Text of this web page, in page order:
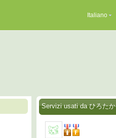
Italiano
Servizi usati da ひろたか